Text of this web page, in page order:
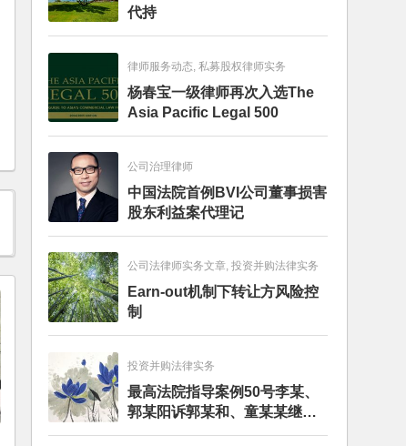
代持
律师服务动态, 私募股权律师实务
杨春宝一级律师再次入选The
Asia Pacific Legal 500
公司治理律师
中国法院首例BVI公司董事损害
股东利益案代理记
公司法律师实务文章, 投资并购法律实务
Earn-out机制下转让方风险控
制
投资并购法律实务
最高法院指导案例50号李某、
郭某阳诉郭某和、童某某继承
纠纷案